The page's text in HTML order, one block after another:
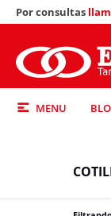
MENU
Por consultas